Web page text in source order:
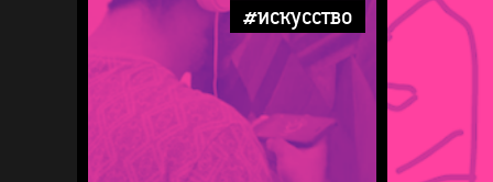
#искусство